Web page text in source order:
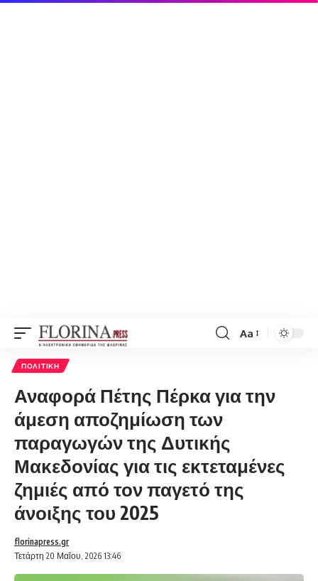
Font
Aa
ΠΟΛΙΤΙΚΉ
Αναφορά Πέτης Πέρκα για την
άμεση αποζημίωση των
παραγωγών της Δυτικής
Μακεδονίας για τις εκτεταμένες
ζημιές από τον παγετό της
άνοιξης του 2025
Τετάρτη 20 Μαΐου, 2026 13:46
florinapress.gr